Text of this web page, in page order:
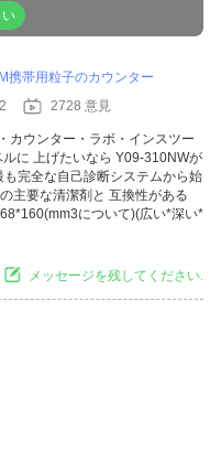
携帯用粒子のカウンター
2728 意見
カウンター・ラボ・インスツー
に 上げたいなら Y09-310NWが
完全な自己診断システムから始
主要な清潔剤と 互換性がある
について)(広い*深い*
メッセージを残してください.